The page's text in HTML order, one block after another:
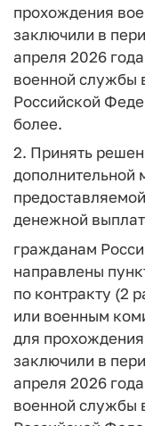
прохождения
заключили в
апреля 2026
военной службы
Российской
более.
2. Принять
дополнительной
денежной
гражданам
направлены
по контракту (2
или военным
для
заключили в
апреля 2026
военной службы